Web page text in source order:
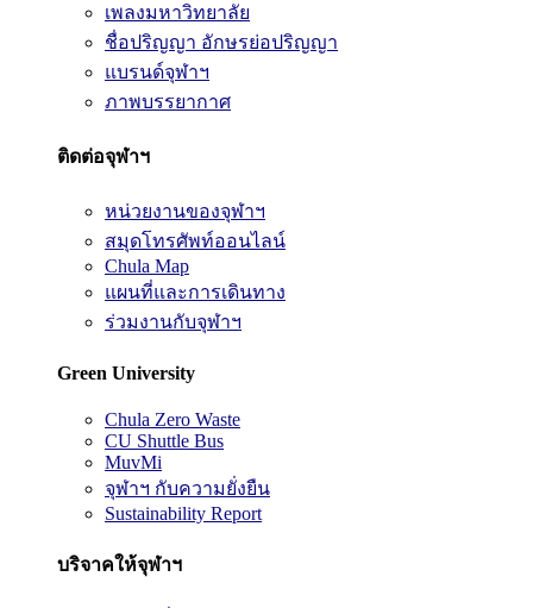
เพลงมหาวิทยาลัย
ชื่อปริญญา อักษรย่อปริญญา
แบรนด์จุฬาฯ
ภาพบรรยากาศ
ติดต่อจุฬาฯ
หน่วยงานของจุฬาฯ
สมุดโทรศัพท์ออนไลน์
Chula Map
แผนที่และการเดินทาง
ร่วมงานกับจุฬาฯ
Green University
Chula Zero Waste
CU Shuttle Bus
MuvMi
จุฬาฯ กับความยั่งยืน
Sustainability Report
บริจาคให้จุฬาฯ